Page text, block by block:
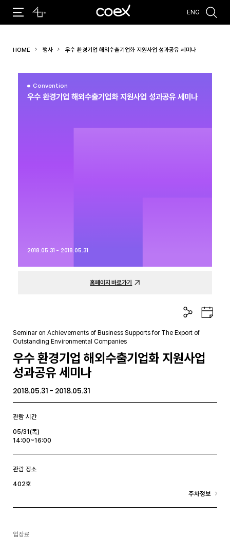
#코엑스 전시 #행사 #주차안내 #편의시설
#오시는 길
ENG
HOME 행사 우수 환경기업 해외수출기업화 지원사업 성과공유 세미나
Convention
우수 환경기업 해외수출기업화 지원사업 성과공유 세미나
2018.05.31 - 2018.05.31
홈페이지 바로가기
공
유
하
구
글
캘
더
Seminar on Achievements of Business Supports for The Export of
Outstanding Environmental Companies
우수 환경기업 해외수출기업화 지원사업
성과공유 세미나
2018.05.31 - 2018.05.31
관람 시간
05/31(목)
14:00~16:00
관람 장소
402호
주차정보
입장료